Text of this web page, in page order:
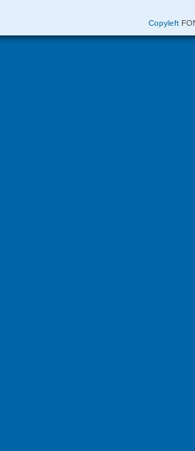
Copyleft